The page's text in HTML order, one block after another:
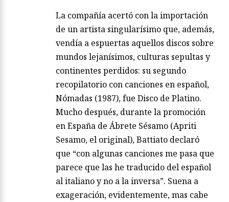
La compañía acertó con la importación
de un artista singularísimo que, además,
vendía a espuertas aquellos discos sobre
mundos lejanísimos, culturas sepultas y
continentes perdidos: su segundo
recopilatorio con canciones en español,
Nómadas (1987), fue Disco de Platino.
Mucho después, durante la promoción
en España de Ábrete Sésamo (Apriti
Sesamo, el original), Battiato declaró
que “con algunas canciones me pasa que
parece que las he traducido del español
al italiano y no a la inversa”. Suena a
exageración, evidentemente, mas cabe